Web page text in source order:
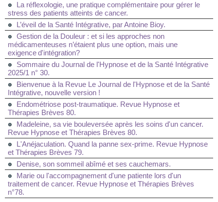
La réflexologie, une pratique complémentaire pour gérer le
stress des patients atteints de cancer.
L’éveil de la Santé Intégrative, par Antoine Bioy.
Gestion de la Douleur : et si les approches non
médicamenteuses n’étaient plus une option, mais une
exigence d'intégration?
Sommaire du Journal de l'Hypnose et de la Santé Intégrative
2025/1 n° 30.
Bienvenue à la Revue Le Journal de l'Hypnose et de la Santé
Intégrative, nouvelle version !
Endométriose post-traumatique. Revue Hypnose et
Thérapies Brèves 80.
Madeleine, sa vie bouleversée après les soins d'un cancer.
Revue Hypnose et Thérapies Brèves 80.
L'Anéjaculation. Quand la panne sex-prime. Revue Hypnose
et Thérapies Brèves 79.
Denise, son sommeil abîmé et ses cauchemars.
Marie ou l'accompagnement d'une patiente lors d'un
traitement de cancer. Revue Hypnose et Thérapies Brèves
n°78.